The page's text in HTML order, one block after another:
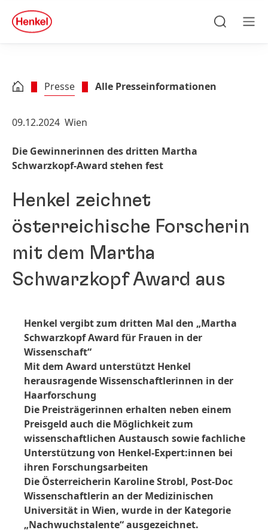
Zu Footer springen
quick
search
Presse Alle Presseinformationen
09.12.2024 Wien
Die Gewinnerinnen des dritten Martha
Schwarzkopf-Award stehen fest
Henkel zeichnet
österreichische Forscherin
mit dem Martha
Schwarzkopf Award aus
Henkel vergibt zum dritten Mal den „Martha
Schwarzkopf Award für Frauen in der
Wissenschaft“
Mit dem Award unterstützt Henkel
herausragende Wissenschaftlerinnen in der
Haarforschung
Die Preisträgerinnen erhalten neben einem
Preisgeld auch die Möglichkeit zum
wissenschaftlichen Austausch sowie fachliche
Unterstützung von Henkel-Expert:innen bei
ihren Forschungsarbeiten
Die Österreicherin Karoline Strobl, Post-Doc
Wissenschaftlerin an der Medizinischen
Universität in Wien, wurde in der Kategorie
„Nachwuchstalente“ ausgezeichnet.